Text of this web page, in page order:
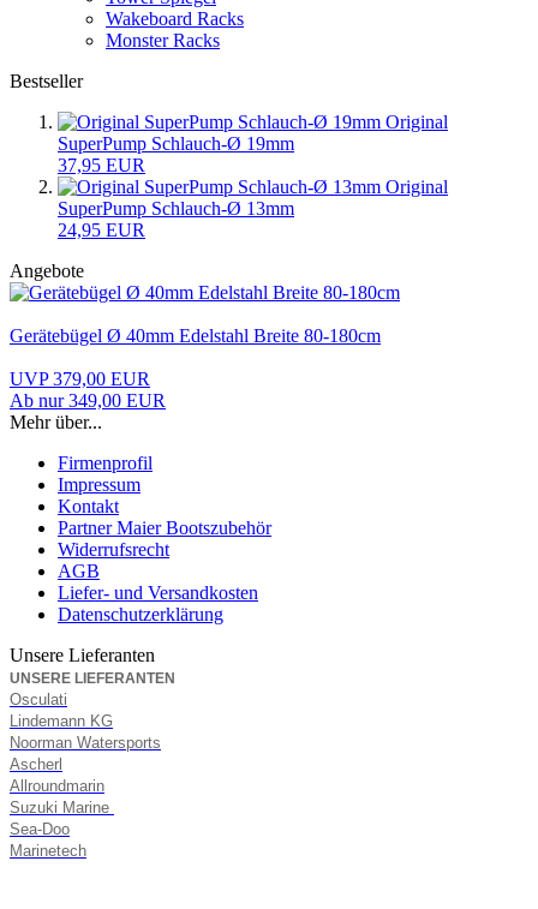
Wakeboard Racks
Monster Racks
Bestseller
Original
SuperPump Schlauch-Ø 19mm
37,95 EUR
Original
SuperPump Schlauch-Ø 13mm
24,95 EUR
Angebote
Gerätebügel Ø 40mm Edelstahl Breite 80-180cm
UVP 379,00 EUR
Ab nur 349,00 EUR
Mehr über...
Firmenprofil
Impressum
Kontakt
Partner Maier Bootszubehör
Widerrufsrecht
AGB
Liefer- und Versandkosten
Datenschutzerklärung
Unsere Lieferanten
UNSERE LIEFERANTEN
Osculati
Lindemann KG
Noorman Watersports
Ascherl
Allroundmarin
Suzuki Marine
Sea-Doo
Marinetech